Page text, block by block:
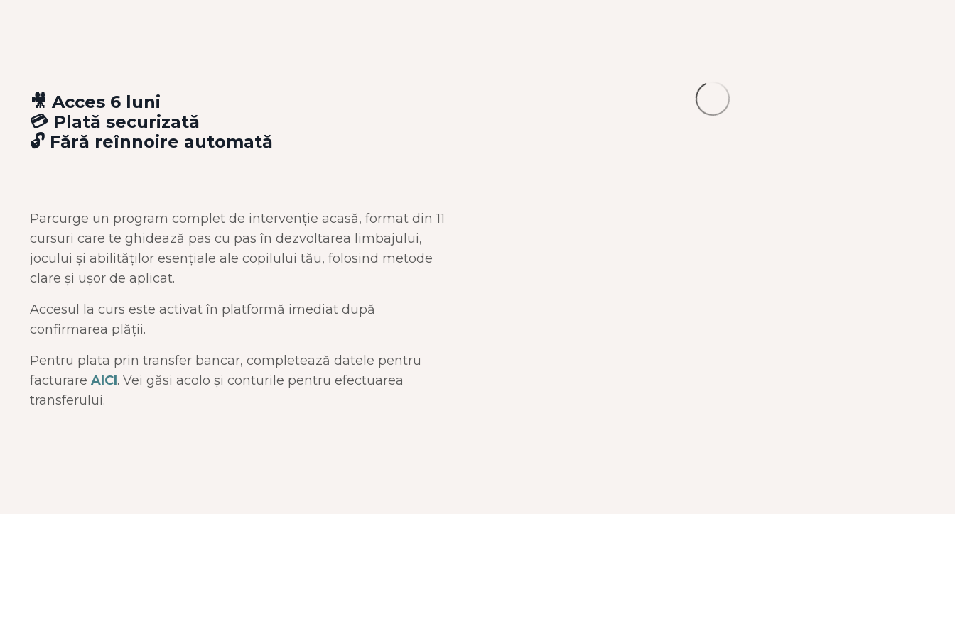
🎥 Acces 6 luni
💳 Plată securizată
🔓 Fără reînnoire automată
Parcurge un program complet de intervenție acasă, format din 11
cursuri care te ghidează pas cu pas în dezvoltarea limbajului,
jocului și abilităților esențiale ale copilului tău, folosind metode
clare și ușor de aplicat.
Accesul la curs este activat în platformă imediat după
confirmarea plății.
Pentru plata prin transfer bancar, completează datele pentru
facturare AICI. Vei găsi acolo și conturile pentru efectuarea
transferului.